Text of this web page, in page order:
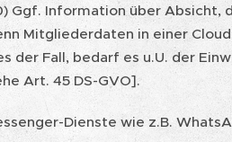
Ggf. Information über Absicht,
Mitgliederdaten in einer
der Fall, bedarf es u.U. der
Art. 45 DS-GVO].
Dienste wie z.B.